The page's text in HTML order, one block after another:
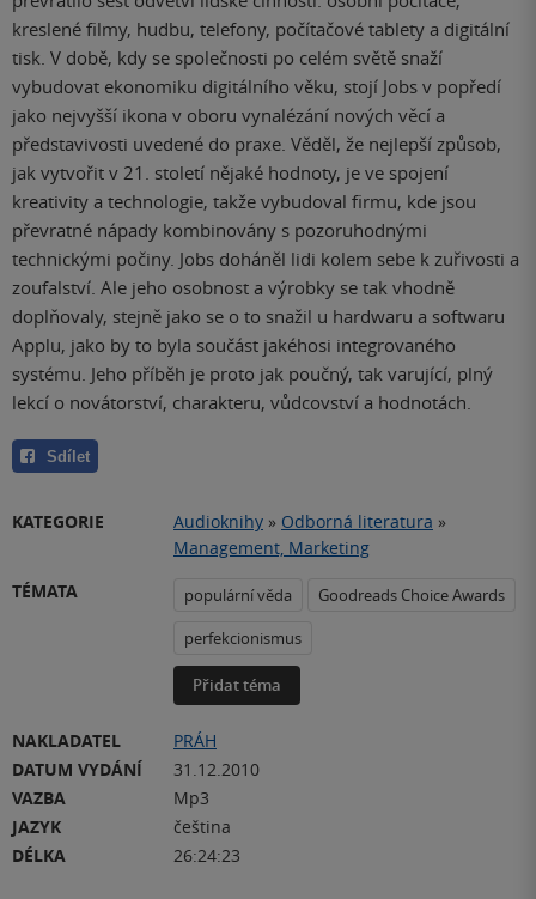
kreslené filmy, hudbu, telefony, počítačové tablety a digitální
tisk. V době, kdy se společnosti po celém světě snaží
vybudovat ekonomiku digitálního věku, stojí Jobs v popředí
jako nejvyšší ikona v oboru vynalézání nových věcí a
představivosti uvedené do praxe. Věděl, že nejlepší způsob,
jak vytvořit v 21. století nějaké hodnoty, je ve spojení
kreativity a technologie, takže vybudoval firmu, kde jsou
převratné nápady kombinovány s pozoruhodnými
technickými počiny. Jobs doháněl lidi kolem sebe k zuřivosti a
zoufalství. Ale jeho osobnost a výrobky se tak vhodně
doplňovaly, stejně jako se o to snažil u hardwaru a softwaru
Applu, jako by to byla součást jakéhosi integrovaného
systému. Jeho příběh je proto jak poučný, tak varující, plný
lekcí o novátorství, charakteru, vůdcovství a hodnotách.
Sdílet
KATEGORIE Audioknihy » Odborná literatura »
Management, Marketing
TÉMATA
populární věda
Goodreads Choice Awards
perfekcionismus
Přidat téma
NAKLADATEL
PRÁH
DATUM VYDÁNÍ
31.12.2010
VAZBA
Mp3
JAZYK
čeština
DÉLKA
26:24:23